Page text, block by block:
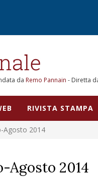
da Remo Pannain - Diretta
RIVISTA STAMPA
Agosto 2014
Agosto 2014